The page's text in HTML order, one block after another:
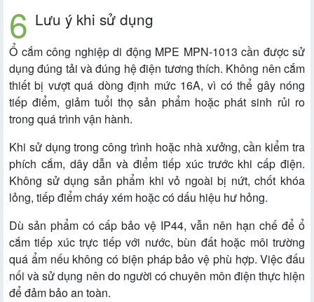
Lưu ý khi sử dụng
Ổ cắm công nghiệp di động MPE MPN-1013 cần được sử
dụng đúng tải và đúng hệ điện tương thích. Không nên cắm
thiết bị vượt quá dòng định mức 16A, vì có thể gây nóng
tiếp điểm, giảm tuổi thọ sản phẩm hoặc phát sinh rủi ro
trong quá trình vận hành.
Khi sử dụng trong công trình hoặc nhà xưởng, cần kiểm tra
phích cắm, dây dẫn và điểm tiếp xúc trước khi cấp điện.
Không sử dụng sản phẩm khi vỏ ngoài bị nứt, chốt khóa
lỏng, tiếp điểm cháy xém hoặc có dấu hiệu hư hỏng.
Dù sản phẩm có cấp bảo vệ IP44, vẫn nên hạn chế để ổ
cắm tiếp xúc trực tiếp với nước, bùn đất hoặc môi trường
quá ẩm nếu không có biện pháp bảo vệ phù hợp. Việc đấu
nối và sử dụng nên do người có chuyên môn điện thực hiện
để đảm bảo an toàn.